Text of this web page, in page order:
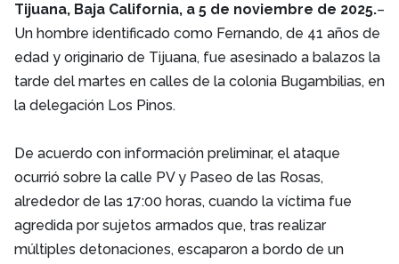
Tijuana, Baja California, a 5 de noviembre de 2025.–
Un hombre identificado como Fernando, de 41 años de
edad y originario de Tijuana, fue asesinado a balazos la
tarde del martes en calles de la colonia Bugambilias, en
la delegación Los Pinos.
De acuerdo con información preliminar, el ataque
ocurrió sobre la calle PV y Paseo de las Rosas,
alrededor de las 17:00 horas, cuando la víctima fue
agredida por sujetos armados que, tras realizar
múltiples detonaciones, escaparon a bordo de un